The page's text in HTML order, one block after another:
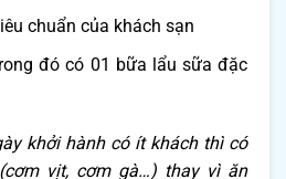
chuẩn của khách sạn
đó có 01 bữa lẩu sữa đặc
khởi hành có ít khách thì có
vịt, cơm gà…) thay vì ăn